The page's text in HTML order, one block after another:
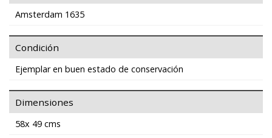
Amsterdam 1635
Condición
Ejemplar en buen estado de conservación
Dimensiones
58x 49 cms